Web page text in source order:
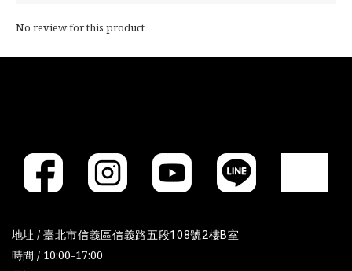
No review for this product
地址 / 臺北市信義區信義路五段108號2樓B室
時間 / 10:00-17:00